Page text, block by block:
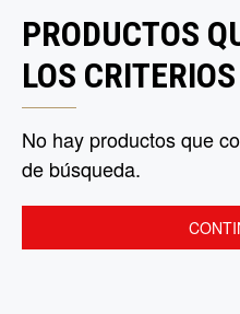
PRODUCTOS
LOS
No hay productos que
de búsqueda.